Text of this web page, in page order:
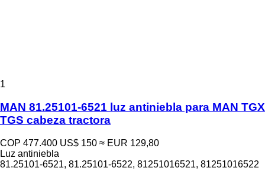
1
MAN 81.25101-6521 luz antiniebla para MAN TGX
TGS cabeza tractora
COP 477.400 US$ 150 ≈ EUR 129,80
Luz antiniebla
81.25101-6521, 81.25101-6522, 81251016521, 81251016522